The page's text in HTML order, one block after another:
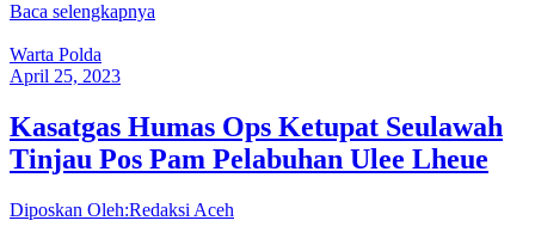
Baca selengkapnya
Warta Polda
April 25, 2023
Kasatgas Humas Ops Ketupat Seulawah
Tinjau Pos Pam Pelabuhan Ulee Lheue
Diposkan Oleh:Redaksi Aceh